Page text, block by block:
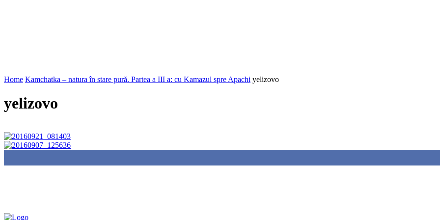
Home Kamchatka – natura în stare pură. Partea a III a: cu Kamazul spre Apachi yelizovo
yelizovo
85,000 Fans